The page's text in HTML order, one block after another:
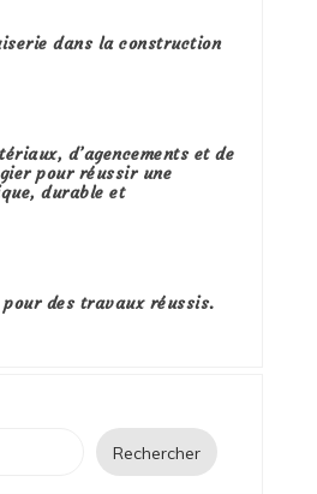
dans la construction
d’agencements et de
pour réussir une
durable et
pour des travaux réussis.
Rechercher